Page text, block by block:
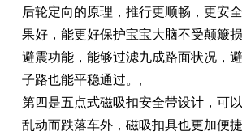
后轮定向的原理，推行更顺畅，更安
果好，能更好保护宝宝大脑不受颠簸
避震功能，能够过滤九成路面状况，
子路也能平稳通过。 ,
第四是五点式磁吸扣安全带设计，可
乱动而跌落车外，磁吸扣具也更加便